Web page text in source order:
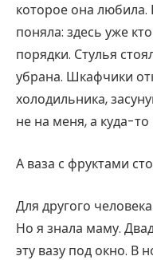
которое она любила.
поняла: здесь уже
порядки. Стулья
убрана. Шкафчики
холодильника,
не на меня, а куда-то
А ваза с фруктами
Для другого
Но я знала маму.
эту вазу под окно. В